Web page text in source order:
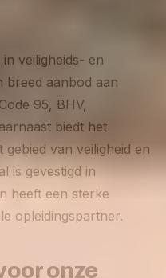
veiligheids- en
breed aanbod aan
95, BHV,
biedt het
van veiligheid en
is gevestigd in
heeft een sterke
opleidingspartner.
onze